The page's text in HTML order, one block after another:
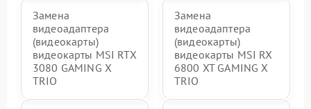
Замена
видеоадаптера
(видеокарты)
видеокарты MSI RTX
3080 GAMING X
TRIO
Замена
видеоадаптера
(видеокарты)
видеокарты MSI RX
6800 XT GAMING X
TRIO